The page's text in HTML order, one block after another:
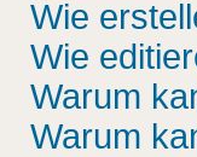
Wie
Wie
Warum
Warum